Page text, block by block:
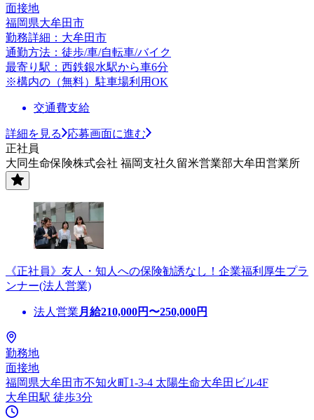
面接地
福岡県大牟田市
勤務詳細：大牟田市
通勤方法：徒歩/車/自転車/バイク
最寄り駅：西鉄銀水駅から車6分
※構内の（無料）駐車場利用OK
交通費支給
詳細を見る
応募画面に進む
正社員
大同生命保険株式会社 福岡支社久留米営業部大牟田営業所
《正社員》友人・知人への保険勧誘なし！企業福利厚生プラ
ンナー(法人営業)
法人営業 月給210,000円〜250,000円
勤務地
面接地
福岡県大牟田市不知火町1-3-4 太陽生命大牟田ビル4F
大牟田駅 徒歩3分